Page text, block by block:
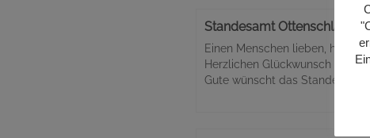
Standesamt Ottenschlag
Einen Menschen lieben, heißt
Herzlichen Glückwunsch zur
Gute wünscht das Standesamt